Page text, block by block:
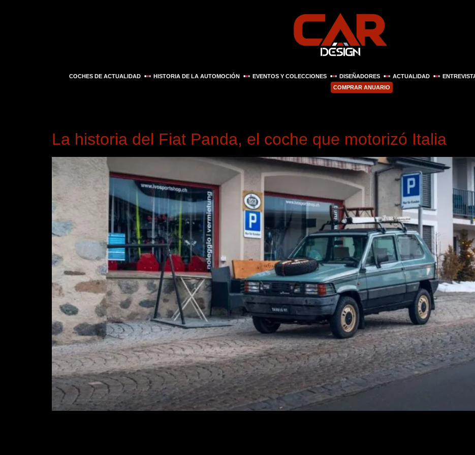
COCHES DE ACTUALIDAD HISTORIA DE LA AUTOMOCIÓN EVENTOS Y COLECCIONES DISEÑADORES ACTUALIDAD
COMPRAR ANUARIO
La historia del Fiat Panda, el coche que motorizó Italia